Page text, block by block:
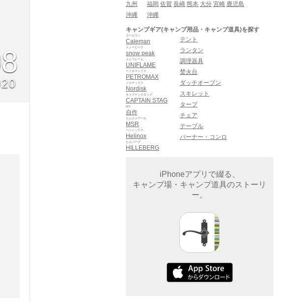
九州
福岡 佐賀 長崎 熊本 大分 宮崎 鹿児島
沖縄
沖縄
キャンプギア(キャンプ用品・キャンプ道具)を探す
Caleman
コールマン
snow peak
スノーピーク
UNIFLAME
ユニフレーム
PETROMAX
ペトロマックス
Nordisk
ノルディスク
CAPTAIN STAG
キャプテンスタッグ
自作
DIY
MSR
エムエスアール
Helinox
ヘリノックス
HILLEBERG
ヒルバーグ
テント
ランタン
調理器具
焚火台
ダッチオーブン
スキレット
タープ
チェア
テーブル
バーナー・コンロ
iPhoneアプリで綴る、
キャンプ場・キャンプ道具のストーリ
ー。